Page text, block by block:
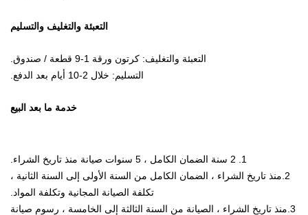
التعبئة والتغليف والتسليم
التعبئة والتغليف: كرتون ورقة 1-9 قطعة / صندوق.
التسليم: خلال 2-10 أيام بعد الدفع.
خدمة ما بعد البيع
1. 2 سنة الضمان الكامل ، 5 سنوات صيانة منذ تاريخ الشراء.
2.منذ تاريخ الشراء ، الضمان الكامل من السنة الأولى إلى السنة الثانية ،
تكلفة الصيانة المجانية وتكلفة المواد.
3.منذ تاريخ الشراء ، الصيانة من السنة الثالثة إلى الخامسة ، رسوم صيانة